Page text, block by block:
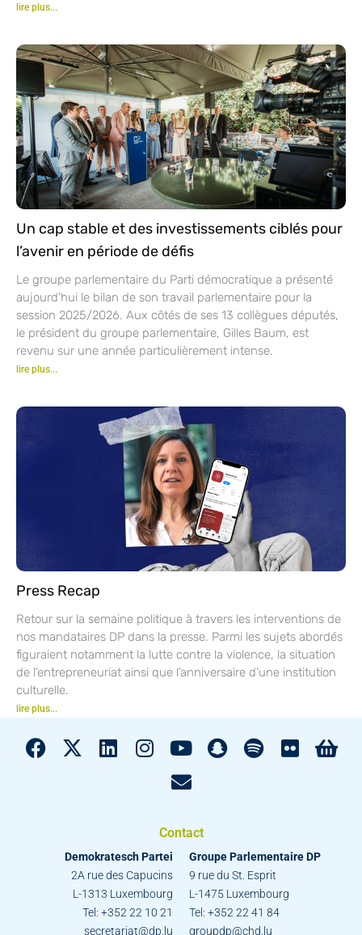
lire plus...
Un cap stable et des investissements ciblés pour
l’avenir en période de défis
Le groupe parlementaire du Parti démocratique a présenté
aujourd’hui le bilan de son travail parlementaire pour la
session 2025/2026. Aux côtés de ses 13 collègues députés,
le président du groupe parlementaire, Gilles Baum, est
revenu sur une année particulièrement intense.
lire plus...
Press Recap
Retour sur la semaine politique à travers les interventions de
nos mandataires DP dans la presse. Parmi les sujets abordés
figuraient notamment la lutte contre la violence, la situation
de l’entrepreneuriat ainsi que l’anniversaire d’une institution
culturelle.
lire plus...
Contact
Demokratesch Partei
2A rue des Capucins
L-1313 Luxembourg
Tel: +352 22 10 21
secretariat@dp.lu
Groupe Parlementaire DP
9 rue du St. Esprit
L-1475 Luxembourg
Tel: +352 22 41 84
groupdp@chd.lu